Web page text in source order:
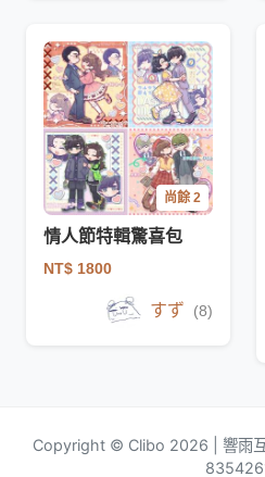
尚餘 2
情人節特輯驚喜包
NT$ 1800
すず (8)
Copyright © Clibo 2026 | 響雨互